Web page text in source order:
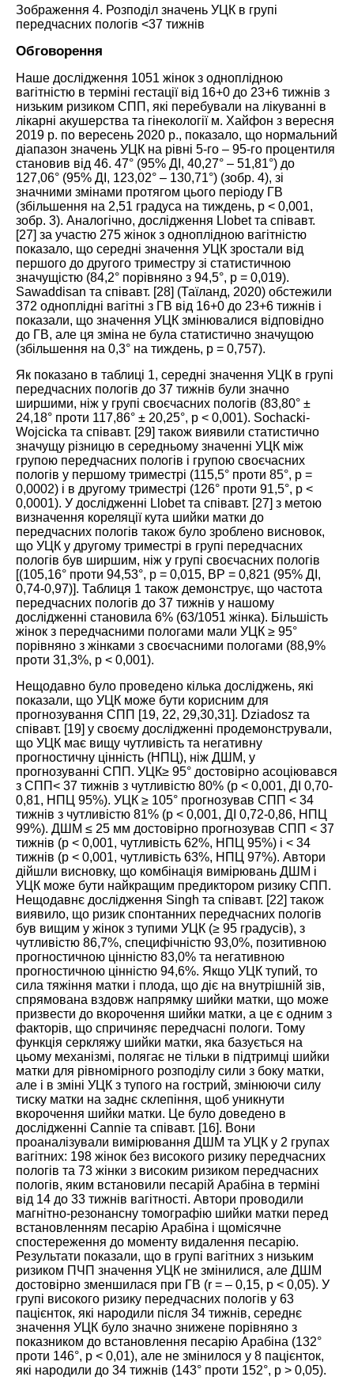
Зображення 4. Розподіл значень УЦК в групі
передчасних пологів <37 тижнів
Обговорення
Наше дослідження 1051 жінок з одноплідною
вагітністю в терміні гестації від 16+0 до 23+6 тижнів з
низьким ризиком СПП, які перебували на лікуванні в
лікарні акушерства та гінекології м. Хайфон з вересня
2019 р. по вересень 2020 р., показало, що нормальний
діапазон значень УЦК на рівні 5-го – 95-го процентиля
становив від 46. 47° (95% ДІ, 40,27° – 51,81°) до
127,06° (95% ДІ, 123,02° – 130,71°) (зобр. 4), зі
значними змінами протягом цього періоду ГВ
(збільшення на 2,51 градуса на тиждень, р < 0,001,
зобр. 3). Аналогічно, дослідження Llobet та співавт.
[27] за участю 275 жінок з одноплідною вагітністю
показало, що середні значення УЦК зростали від
першого до другого триместру зі статистичною
значущістю (84,2° порівняно з 94,5°, р = 0,019).
Sawaddisan та співавт. [28] (Таїланд, 2020) обстежили
372 одноплідні вагітні з ГВ від 16+0 до 23+6 тижнів і
показали, що значення УЦК змінювалися відповідно
до ГВ, але ця зміна не була статистично значущою
(збільшення на 0,3° на тиждень, р = 0,757).
Як показано в таблиці 1, середні значення УЦК в групі
передчасних пологів до 37 тижнів були значно
ширшими, ніж у групі своєчасних пологів (83,80° ±
24,18° проти 117,86° ± 20,25°, р < 0,001). Sochacki-
Wojcicka та співавт. [29] також виявили статистично
значущу різницю в середньому значенні УЦК між
групою передчасних пологів і групою своєчасних
пологів у першому триместрі (115,5° проти 85°, p =
0,0002) і в другому триместрі (126° проти 91,5°, p <
0,0001). У дослідженні Llobet та співавт. [27] з метою
визначення кореляції кута шийки матки до
передчасних пологів також було зроблено висновок,
що УЦК у другому триместрі в групі передчасних
пологів був ширшим, ніж у групі своєчасних пологів
[(105,16° проти 94,53°, p = 0,015, ВР = 0,821 (95% ДІ,
0,74-0,97)]. Таблиця 1 також демонструє, що частота
передчасних пологів до 37 тижнів у нашому
дослідженні становила 6% (63/1051 жінка). Більшість
жінок з передчасними пологами мали УЦК ≥ 95°
порівняно з жінками з своєчасними пологами (88,9%
проти 31,3%, р < 0,001).
Нещодавно було проведено кілька досліджень, які
показали, що УЦК може бути корисним для
прогнозування СПП [19, 22, 29,30,31]. Dziadosz та
співавт. [19] у своєму дослідженні продемонстрували,
що УЦК має вищу чутливість та негативну
прогностичну цінність (НПЦ), ніж ДШМ, у
прогнозуванні СПП. УЦК≥ 95° достовірно асоціювався
з СПП< 37 тижнів з чутливістю 80% (р < 0,001, ДІ 0,70-
0,81, НПЦ 95%). УЦК ≥ 105° прогнозував СПП < 34
тижнів з чутливістю 81% (p < 0,001, ДІ 0,72-0,86, НПЦ
99%). ДШМ ≤ 25 мм достовірно прогнозував СПП < 37
тижнів (p < 0,001, чутливість 62%, НПЦ 95%) і < 34
тижнів (p < 0,001, чутливість 63%, НПЦ 97%). Автори
дійшли висновку, що комбінація вимірювань ДШМ і
УЦК може бути найкращим предиктором ризику СПП.
Нещодавнє дослідження Singh та співавт. [22] також
виявило, що ризик спонтанних передчасних пологів
був вищим у жінок з тупими УЦК (≥ 95 градусів), з
чутливістю 86,7%, специфічністю 93,0%, позитивною
прогностичною цінністю 83,0% та негативною
прогностичною цінністю 94,6%. Якщо УЦК тупий, то
сила тяжіння матки і плода, що діє на внутрішній зів,
спрямована вздовж напрямку шийки матки, що може
призвести до вкорочення шийки матки, а це є одним з
факторів, що спричиняє передчасні пологи. Тому
функція серкляжу шийки матки, яка базується на
цьому механізмі, полягає не тільки в підтримці шийки
матки для рівномірного розподілу сили з боку матки,
але і в зміні УЦК з тупого на гострий, змінюючи силу
тиску матки на заднє склепіння, щоб уникнути
вкорочення шийки матки. Це було доведено в
дослідженні Cannie та співавт. [16]. Вони
проаналізували вимірювання ДШМ та УЦК у 2 групах
вагітних: 198 жінок без високого ризику передчасних
пологів та 73 жінки з високим ризиком передчасних
пологів, яким встановили песарій Арабіна в терміні
від 14 до 33 тижнів вагітності. Автори проводили
магнітно-резонансну томографію шийки матки перед
встановленням песарію Арабіна і щомісячне
спостереження до моменту видалення песарію.
Результати показали, що в групі вагітних з низьким
ризиком ПЧП значення УЦК не змінилися, але ДШМ
достовірно зменшилася при ГВ (r = – 0,15, p < 0,05). У
групі високого ризику передчасних пологів у 63
пацієнток, які народили після 34 тижнів, середнє
значення УЦК було значно знижене порівняно з
показником до встановлення песарію Арабіна (132°
проти 146°, р < 0,01), але не змінилося у 8 пацієнток,
які народили до 34 тижнів (143° проти 152°, р > 0,05).